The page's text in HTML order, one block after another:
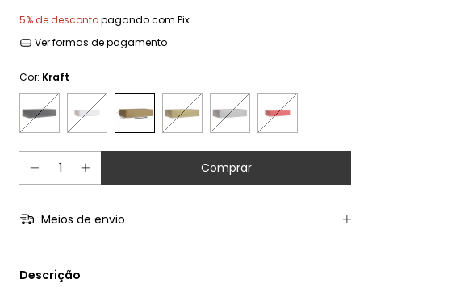
5% de descontopagando com Pix
Ver formas de pagamento
Cor: Kraft
Meios de envio
Descrição